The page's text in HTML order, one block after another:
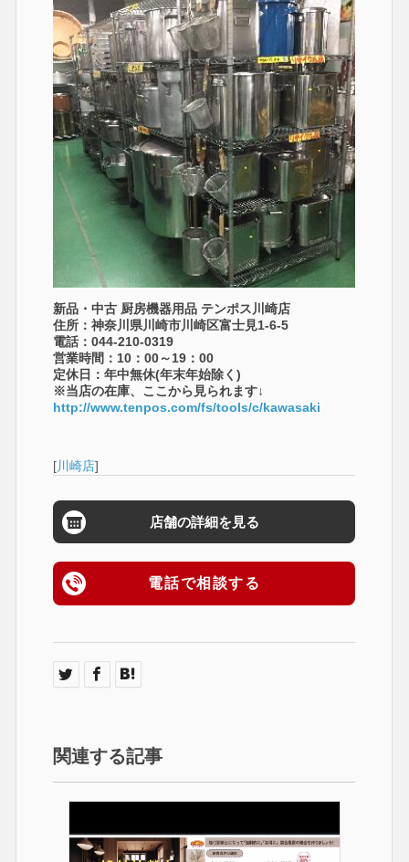
新品・中古 厨房機器用品 テンポス川崎店
住所：神奈川県川崎市川崎区富士見1-6-5
電話：044-210-0319
営業時間：10：00～19：00
定休日：年中無休(年末年始除く)
※当店の在庫、ここから見られます↓
http://www.tenpos.com/fs/tools/c/kawasaki
[川崎店]
店舗の詳細を見る
電話で相談する
関連する記事